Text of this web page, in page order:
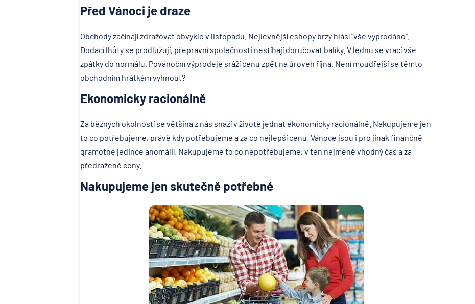
Před Vánoci je draze
Obchody začínají zdražovat obvykle v listopadu. Nejlevnější eshopy brzy hlásí "vše vyprodáno".
Dodací lhůty se prodlužují, přepravní společnosti nestíhají doručovat balíky. V lednu se vrací vše
zpátky do normálu. Povánoční výprodeje sráží cenu zpět na úroveň října. Není moudřejší se těmto
obchodním hrátkám vyhnout?
Ekonomicky racionálně
Za běžných okolností se většina z nás snaží v životě jednat ekonomicky racionálně. Nakupujeme jen
to co potřebujeme, právě kdy potřebujeme a za co nejlepší cenu. Vánoce jsou i pro jinak finančně
gramotné jedince anomálií. Nakupujeme to co nepotřebujeme, v ten nejméně vhodný čas a za
předražené ceny.
Nakupujeme jen skutečně potřebné